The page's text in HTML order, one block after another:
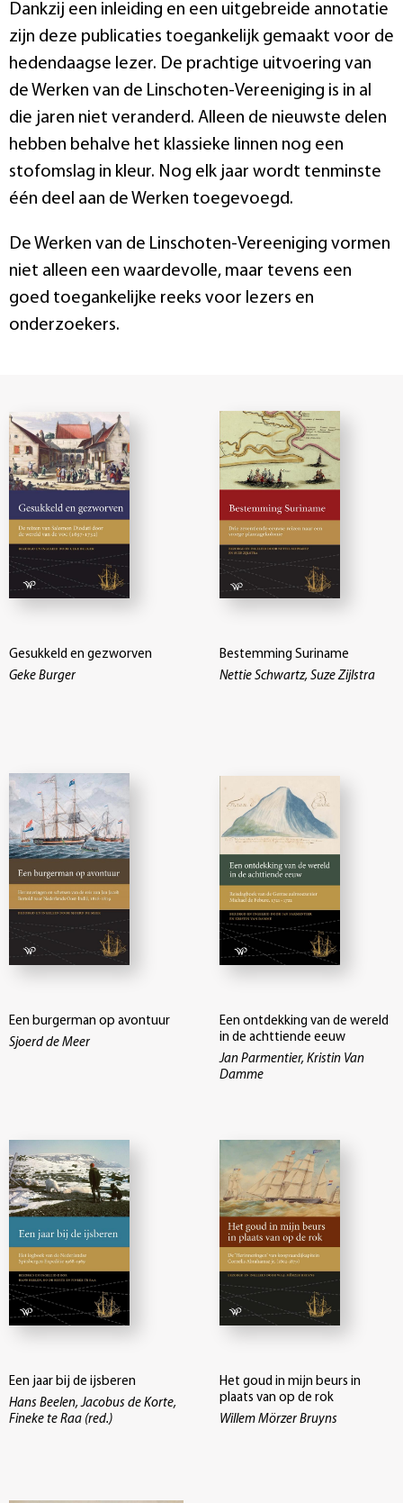
Dankzij een inleiding en een uitgebreide annotatie
zijn deze publicaties toegankelijk gemaakt voor de
hedendaagse lezer. De prachtige uitvoering van
de Werken van de Linschoten-Vereeniging is in al
die jaren niet veranderd. Alleen de nieuwste delen
hebben behalve het klassieke linnen nog een
stofomslag in kleur. Nog elk jaar wordt tenminste
één deel aan de Werken toegevoegd.
De Werken van de Linschoten-Vereeniging vormen
niet alleen een waardevolle, maar tevens een
goed toegankelijke reeks voor lezers en
onderzoekers.
Gesukkeld en gezworven
Geke Burger
Bestemming Suriname
Nettie Schwartz, Suze Zijlstra
Een burgerman op avontuur
Sjoerd de Meer
Een ontdekking van de wereld
in de achttiende eeuw
Jan Parmentier, Kristin Van
Damme
Een jaar bij de ijsberen
Hans Beelen, Jacobus de Korte,
Fineke te Raa (red.)
Het goud in mijn beurs in
plaats van op de rok
Willem Mörzer Bruyns